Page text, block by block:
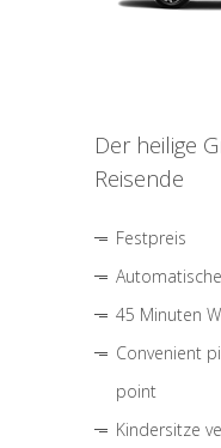
Der heilige
Reisende
Festpreis
45 Minuten
Convenient
point
Kindersitze